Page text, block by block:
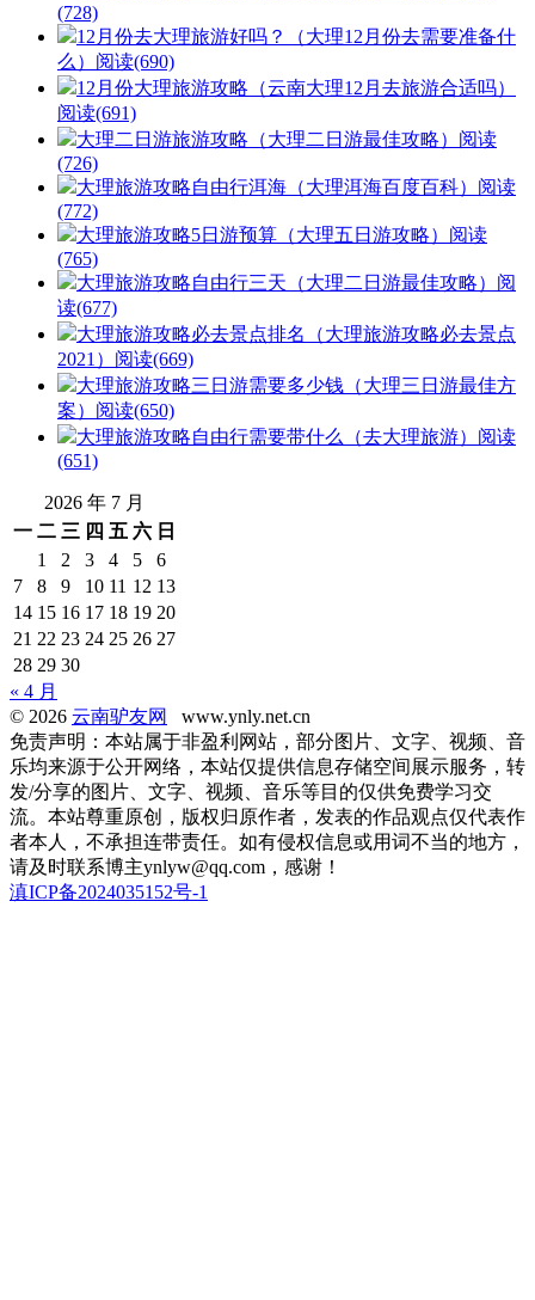
(728)
12月份去大理旅游好吗？（大理12月份去需要准备什
么） 阅读(690)
12月份大理旅游攻略（云南大理12月去旅游合适吗）
阅读(691)
大理二日游旅游攻略（大理二日游最佳攻略） 阅读
(726)
大理旅游攻略自由行洱海（大理洱海百度百科） 阅读
(772)
大理旅游攻略5日游预算（大理五日游攻略） 阅读
(765)
大理旅游攻略自由行三天（大理二日游最佳攻略） 阅
读(677)
大理旅游攻略必去景点排名（大理旅游攻略必去景点
2021） 阅读(669)
大理旅游攻略三日游需要多少钱（大理三日游最佳方
案） 阅读(650)
大理旅游攻略自由行需要带什么（去大理旅游） 阅读
(651)
2026 年 7 月
一 二 三 四 五 六 日
1
2 3 4 5
6
7
8 9 10 11 12 13
14 15 16 17 18 19 20
21 22 23 24 25 26 27
28 29 30
« 4 月
© 2026 云南驴友网
www.ynly.net.cn
免责声明：本站属于非盈利网站，部分图片、文字、视频、音
乐均来源于公开网络，本站仅提供信息存储空间展示服务，转
发/分享的图片、文字、视频、音乐等目的仅供免费学习交
流。本站尊重原创，版权归原作者，发表的作品观点仅代表作
者本人，不承担连带责任。如有侵权信息或用词不当的地方，
请及时联系博主ynlyw@qq.com，感谢！
滇ICP备2024035152号-1